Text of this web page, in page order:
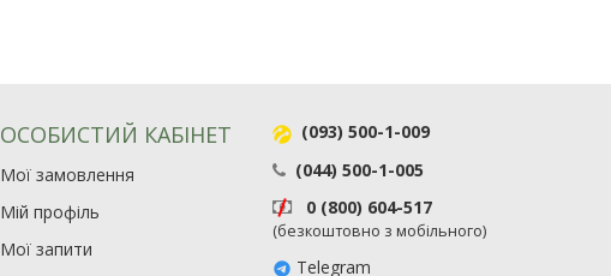
ОСОБИСТИЙ КАБІНЕТ
Мої замовлення
Мій профіль
Мої запити
(093) 500-1-009
(044) 500-1-005
0 (800) 604-517
(безкоштовно з мобільного)
Telegram